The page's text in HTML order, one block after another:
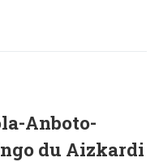
Anboto-
du Aizkardi